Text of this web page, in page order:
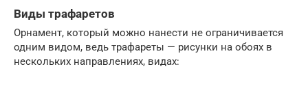
Виды трафаретов
Орнамент, который можно нанести не ограничивается
одним видом, ведь трафареты — рисунки на обоях в
нескольких направлениях, видах: